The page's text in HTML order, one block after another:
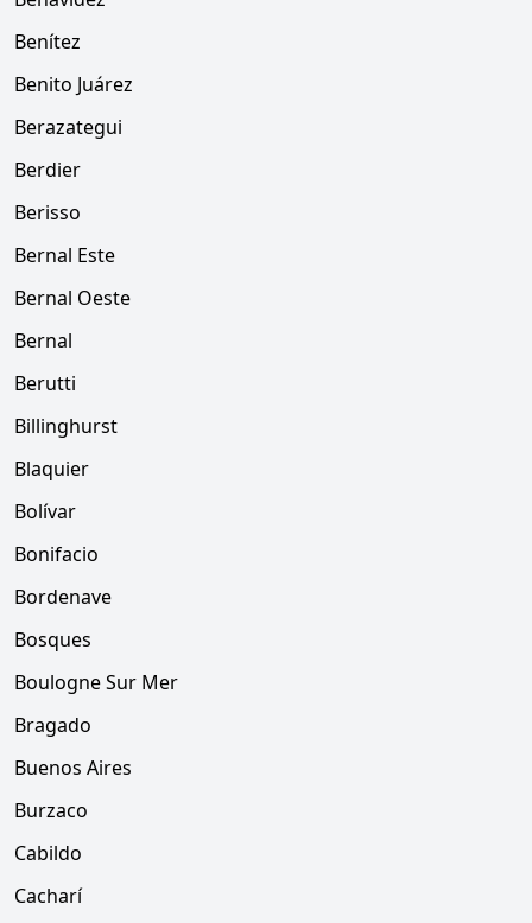
Benítez
Benito Juárez
Berazategui
Berdier
Berisso
Bernal Este
Bernal Oeste
Bernal
Berutti
Billinghurst
Blaquier
Bolívar
Bonifacio
Bordenave
Bosques
Boulogne Sur Mer
Bragado
Buenos Aires
Burzaco
Cabildo
Cacharí